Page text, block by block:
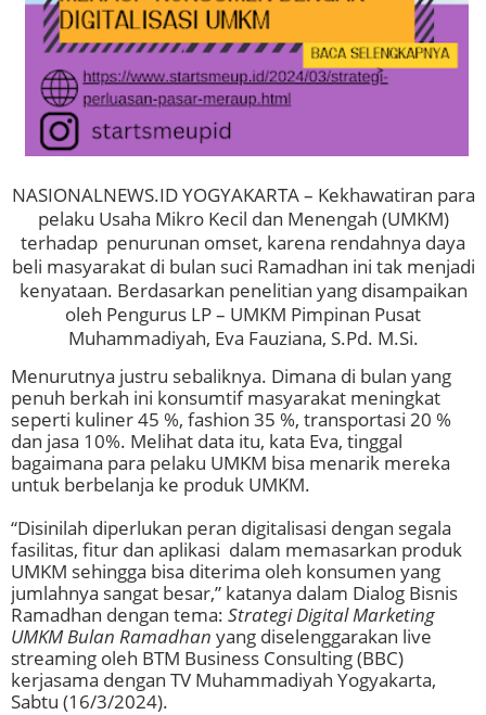
NASIONALNEWS.ID YOGYAKARTA – Kekhawatiran para
pelaku Usaha Mikro Kecil dan Menengah (UMKM)
terhadap penurunan omset, karena rendahnya daya
beli masyarakat di bulan suci Ramadhan ini tak menjadi
kenyataan. Berdasarkan penelitian yang disampaikan
oleh Pengurus LP – UMKM Pimpinan Pusat
Muhammadiyah, Eva Fauziana, S.Pd. M.Si.
Menurutnya justru sebaliknya. Dimana di bulan yang
penuh berkah ini konsumtif masyarakat meningkat
seperti kuliner 45 %, fashion 35 %, transportasi 20 %
dan jasa 10%. Melihat data itu, kata Eva, tinggal
bagaimana para pelaku UMKM bisa menarik mereka
untuk berbelanja ke produk UMKM.
“Disinilah diperlukan peran digitalisasi dengan segala
fasilitas, fitur dan aplikasi dalam memasarkan produk
UMKM sehingga bisa diterima oleh konsumen yang
jumlahnya sangat besar,” katanya dalam Dialog Bisnis
Ramadhan dengan tema: Strategi Digital Marketing
UMKM Bulan Ramadhan yang diselenggarakan live
streaming oleh BTM Business Consulting (BBC)
kerjasama dengan TV Muhammadiyah Yogyakarta,
Sabtu (16/3/2024).